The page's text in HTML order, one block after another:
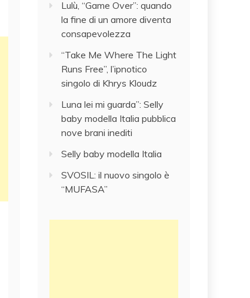
Lulù, “Game Over”: quando
la fine di un amore diventa
consapevolezza
“Take Me Where The Light
Runs Free”, l’ipnotico
singolo di Khrys Kloudz
Luna lei mi guarda”: Selly
baby modella Italia pubblica
nove brani inediti
Selly baby modella Italia
SVOSIL: il nuovo singolo è
“MUFASA”